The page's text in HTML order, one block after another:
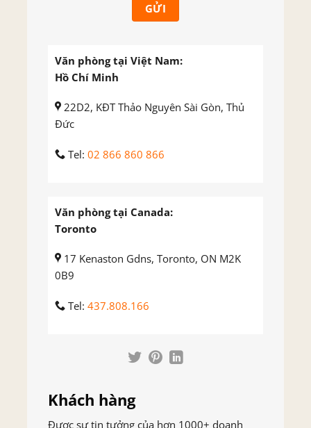
Văn phòng tại Việt Nam:
Hồ Chí Minh
22D2, KĐT Thảo Nguyên Sài Gòn, Thủ
Đức
Tel: 02 866 860 866
Văn phòng tại Canada:
Toronto
17 Kenaston Gdns, Toronto, ON M2K
0B9
Tel: 437.808.166
Khách hàng
Được sự tin tưởng của hơn 1000+ doanh